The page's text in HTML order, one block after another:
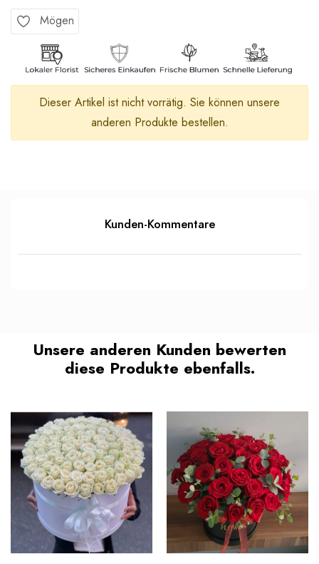
Mögen
Dieser Artikel ist nicht vorrätig. Sie können unsere
anderen Produkte bestellen.
Kunden-Kommentare
Unsere anderen Kunden bewerten
diese Produkte ebenfalls.